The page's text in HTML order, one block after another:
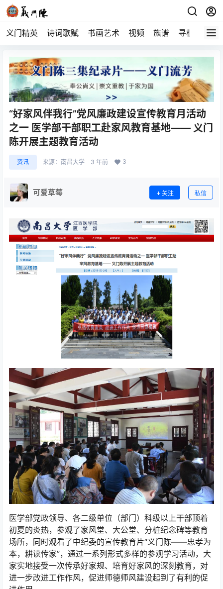
义门精英 诗词歌赋 书画艺术 视频 族谱 寻根
“好家风伴我行”党风廉政建设宣传教育月活动
之一 医学部干部职工赴家风教育基地—— 义门
陈开展主题教育活动
资讯 来源： 南昌大学 3 年前 3
可爱草莓 关注 私信
医学部党政领导、各二级单位（部门）科级以上干部顶着
初夏的炎热，参观了家风堂、大公堂、分桩纪念碑等教育
场所，同时观看了中纪委的宣传教育片“义门陈——忠孝为
本，耕读传家”，通过一系列形式多样的参观学习活动，大
家实地接受一次传承好家规、培育好家风的深刻教育，对
进一步改进工作作风，促进师德师风建设起到了有利的促